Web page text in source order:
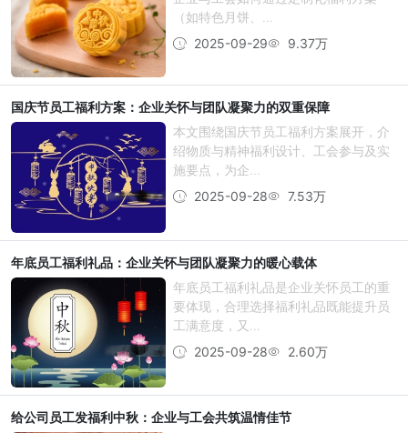
（如特色月饼、...
2025-09-29
9.37万
国庆节员工福利方案：企业关怀与团队凝聚力的双重保障
本文围绕国庆节员工福利方案展开，介
绍物质与精神福利设计、工会参与及实
施要点，为企...
2025-09-28
7.53万
年底员工福利礼品：企业关怀与团队凝聚力的暖心载体
年底员工福利礼品是企业关怀员工的重
要体现，合理选择福利礼品既能提升员
工满意度，又...
2025-09-28
2.60万
给公司员工发福利中秋：企业与工会共筑温情佳节